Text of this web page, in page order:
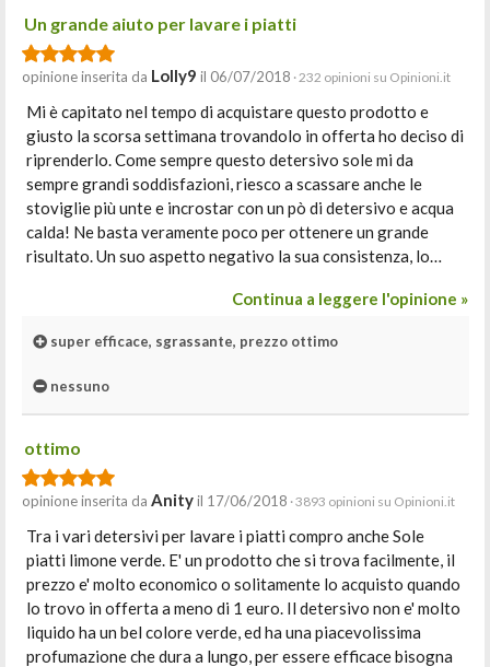
Un grande aiuto per lavare i piatti
opinione inserita da Lolly9 il 06/07/2018 · 232 opinioni su Opinioni.it
Mi è capitato nel tempo di acquistare questo prodotto e
giusto la scorsa settimana trovandolo in offerta ho deciso di
riprenderlo. Come sempre questo detersivo sole mi da
sempre grandi soddisfazioni, riesco a scassare anche le
stoviglie più unte e incrostar con un pò di detersivo e acqua
calda! Ne basta veramente poco per ottenere un grande
risultato. Un suo aspetto negativo la sua consistenza, lo…
Continua a leggere l'opinione »
super efficace, sgrassante, prezzo ottimo
nessuno
ottimo
opinione inserita da Anityil 17/06/2018 · 3893 opinioni su Opinioni.it
Tra i vari detersivi per lavare i piatti compro anche Sole
piatti limone verde. E' un prodotto che si trova facilmente, il
prezzo e' molto economico o solitamente lo acquisto quando
lo trovo in offerta a meno di 1 euro. Il detersivo non e' molto
liquido ha un bel colore verde, ed ha una piacevolissima
profumazione che dura a lungo, per essere efficace bisogna